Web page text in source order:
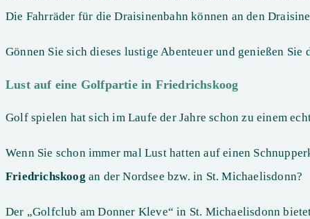
Die Fahrräder für die Draisinenbahn können an den
Gönnen Sie sich dieses lustige Abenteuer und genießen
Lust auf eine Golfpartie in Friedrichskoog
Golf spielen hat sich im Laufe der Jahre schon zu einem
Wenn Sie schon immer mal Lust hatten auf einen
Friedrichskoog an der Nordsee bzw. in St. Michaelisdonn?
Der „Golfclub am Donner Kleve“ in St. Michaelisdonn